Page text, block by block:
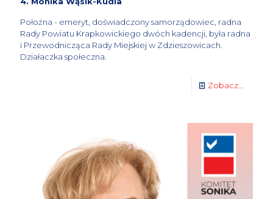
Położna - emeryt, doświadczony samorządowiec, radna
Rady Powiatu Krapkowickiego dwóch kadencji, była radna
i Przewodnicząca Rady Miejskiej w Zdzieszowicach.
Działaczka społeczna.
Zobacz...